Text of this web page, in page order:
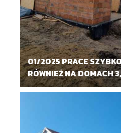
01/2025 PRACE
RÓWNIEŻ NA DOMACH